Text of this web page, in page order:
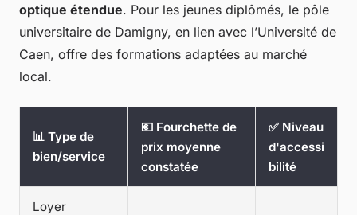
optique étendue. Pour les jeunes diplômés, le pôle
universitaire de Damigny, en lien avec l’Université de
Caen, offre des formations adaptées au marché
local.
📊 Type de
bien/service
💶 Fourchette de
prix moyenne
constatée
✅ Niveau
d'accessi
bilité
Loyer